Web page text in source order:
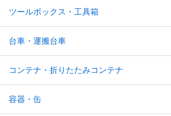
ツールボックス・工具箱
台車・運搬台車
コンテナ・折りたたみコンテナ
容器・缶